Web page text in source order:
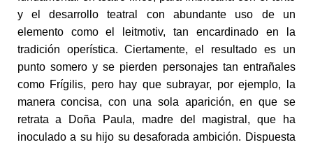
y el desarrollo teatral con abundante uso de un
elemento como el leitmotiv, tan encardinado en la
tradición operística. Ciertamente, el resultado es un
punto somero y se pierden personajes tan entrañales
como Frígilis, pero hay que subrayar, por ejemplo, la
manera concisa, con una sola aparición, en que se
retrata a Doña Paula, madre del magistral, que ha
inoculado a su hijo su desaforada ambición. Dispuesta